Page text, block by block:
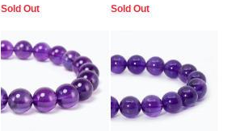
Sold Out Sold Out